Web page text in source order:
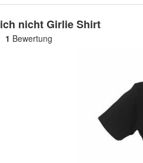
nicht Girlie Shirt
1 Bewertung